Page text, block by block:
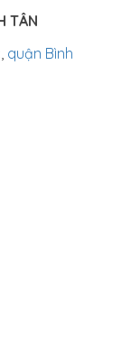
TÂN
quận Bình